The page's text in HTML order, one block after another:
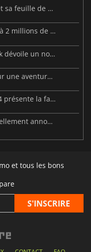
MARVEL Tōkon dévoile ses débuts et sa feuille de route
Resident Evil: Veronica dépasse déjà 2 millions de wishlists
Beast of Reincarnation : Game Freak dévoile un nouveau pari
Big Walk est disponible : partez pour une aventure entre amis
Warhammer 40 000 : Dawn of War 4 présente la faction des Nécrons
Le DLC Nioh 3 : Hell Rising est officiellement annoncé
et tous les bons